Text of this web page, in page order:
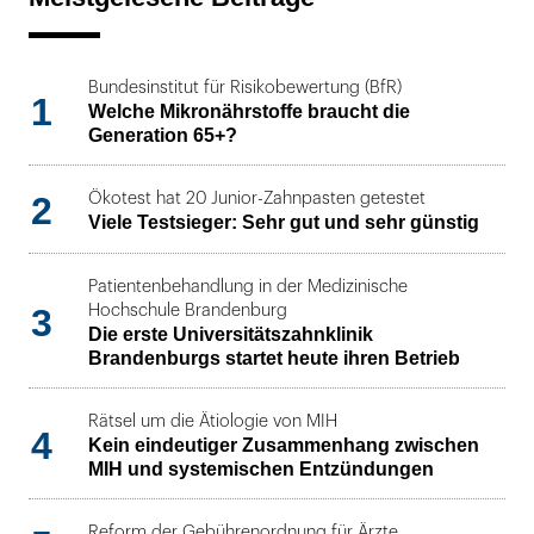
1
Bundesinstitut für Risikobewertung (BfR)
Welche Mikronährstoffe braucht die
Generation 65+?
2 Ökotest hat 20 Junior-Zahnpasten getestet
Viele Testsieger: Sehr gut und sehr günstig
3
Patientenbehandlung in der Medizinische
Hochschule Brandenburg
Die erste Universitätszahnklinik
Brandenburgs startet heute ihren Betrieb
4
Rätsel um die Ätiologie von MIH
Kein eindeutiger Zusammenhang zwischen
MIH und systemischen Entzündungen